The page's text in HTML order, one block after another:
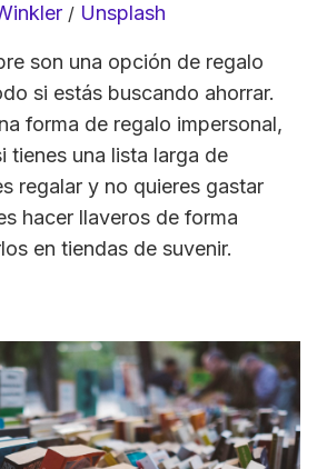
/ Unsplash
son una opción de regalo
si estás buscando ahorrar.
forma de regalo impersonal,
tienes una lista larga de
regalar y no quieres gastar
hacer llaveros de forma
en tiendas de suvenir.